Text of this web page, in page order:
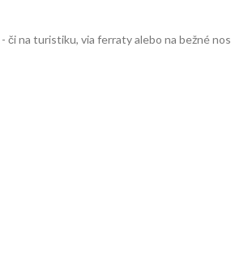
či na turistiku, via ferraty alebo na bežné